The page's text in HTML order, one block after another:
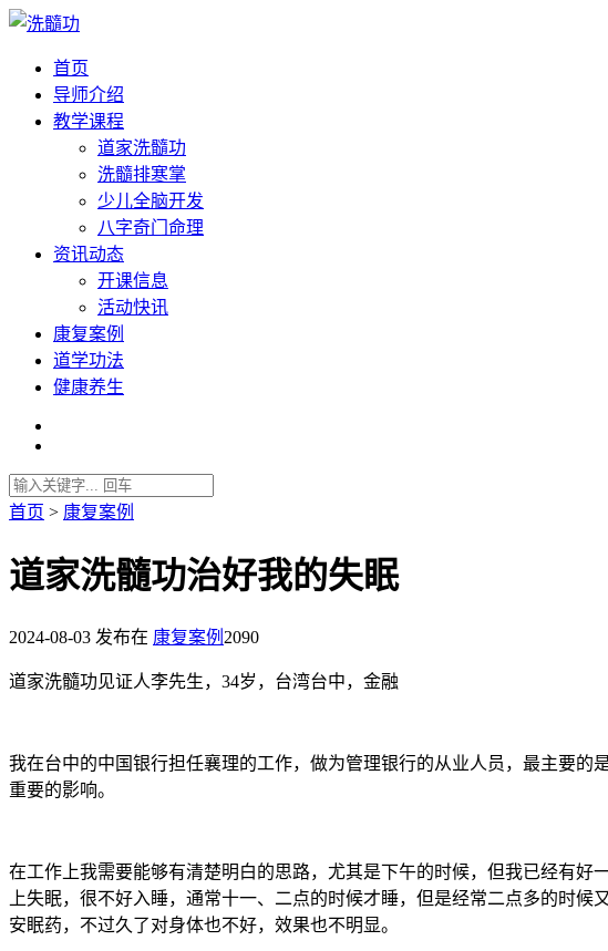
首页
导师介绍
教学课程
道家洗髓功
洗髓排寒掌
少儿全脑开发
八字奇门命理
资讯动态
开课信息
活动快讯
康复案例
道学功法
健康养生
首页 > 康复案例
道家洗髓功治好我的失眠
2024-08-03 发布在 康复案例 2090
道家洗髓功见证人李先生，34岁，台湾台中，金融
我在台中的中国银行担任襄理的工作，做为管理银行的从业人员，最主要
重要的影响。
在工作上我需要能够有清楚明白的思路，尤其是下午的时候，但我已经有
上失眠，很不好入睡，通常十一、二点的时候才睡，但是经常二点多的时
安眠药，不过久了对身体也不好，效果也不明显。